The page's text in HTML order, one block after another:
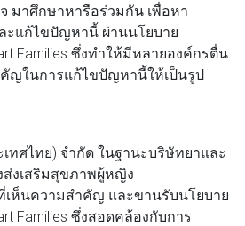
มาศึกษาหารือร่วมกัน เพื่อหา
ะแก้ไขปัญหานี้ ผ่านนโยบาย
Families ซึ่งทำให้มีหลายองค์กรตื่น
คัญในการแก้ไขปัญหานี้ให้เป็นรูป
ทศไทย) จำกัด ในฐานะบริษัทยาและ
งเสริมสุขภาพผู้หญิง
เห็นความสำคัญ และขานรับนโยบาย
Families ซึ่งสอดคล้องกับการ